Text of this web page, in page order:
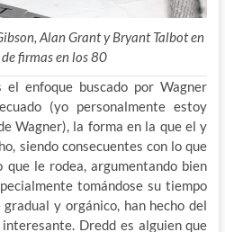
Alan Grant y Bryant Talbot en
firmas en los 80
el enfoque buscado por Wagner
(yo personalmente estoy
Wagner), la forma en la que el y
siendo consecuentes con lo que
le rodea, argumentando bien
tomándose su tiempo
y orgánico, han hecho del
Dredd es alguien que